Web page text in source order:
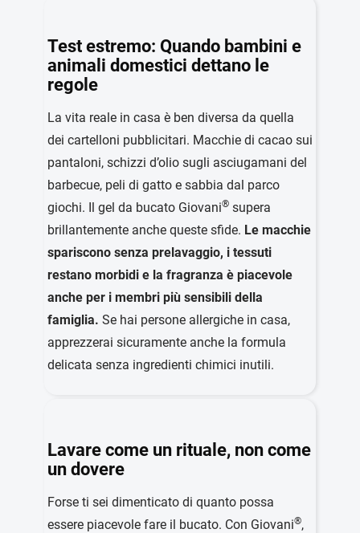
Test estremo: Quando bambini e
animali domestici dettano le
regole
La vita reale in casa è ben diversa da quella
dei cartelloni pubblicitari. Macchie di cacao sui
pantaloni, schizzi d’olio sugli asciugamani del
barbecue, peli di gatto e sabbia dal parco
giochi. Il gel da bucato Giovani® supera
brillantemente anche queste sfide. Le macchie
spariscono senza prelavaggio, i tessuti
restano morbidi e la fragranza è piacevole
anche per i membri più sensibili della
famiglia. Se hai persone allergiche in casa,
apprezzerai sicuramente anche la formula
delicata senza ingredienti chimici inutili.
Lavare come un rituale, non come
un dovere
Forse ti sei dimenticato di quanto possa
essere piacevole fare il bucato. Con Giovani®,